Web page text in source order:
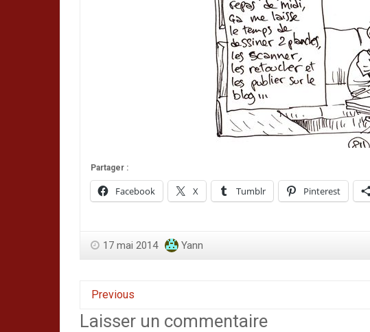
Partager :
Facebook X Tumblr Pinterest
17 mai 2014 Yann
Previous
Laisser un commentaire